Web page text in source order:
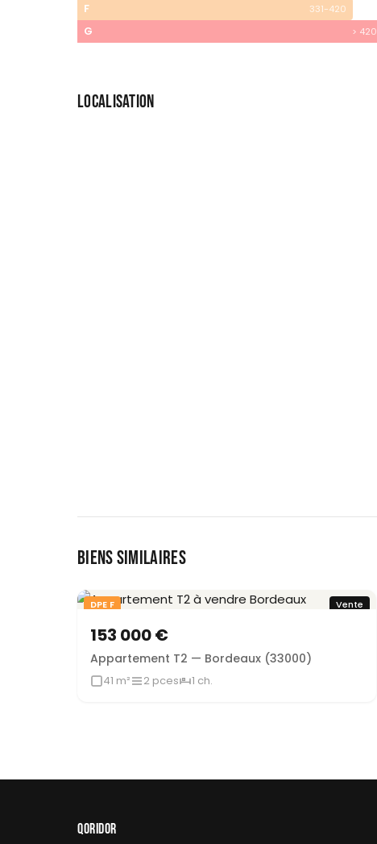
F 331-420
G > 420
LOCALISATION
BIENS SIMILAIRES
DPE F Vente
153 000 €
Appartement T2 — Bordeaux (33000)
41 m² 2 pces 1 ch.
QORIDOR